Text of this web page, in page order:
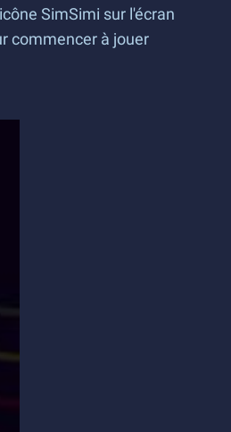
SimSimi sur l'écran
commencer à jouer